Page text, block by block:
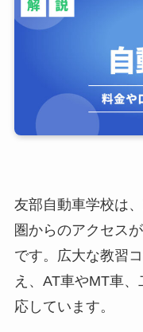
友部自動車学校は
圏からのアクセス
です。広大な教習
え、AT車やMT車
応しています。